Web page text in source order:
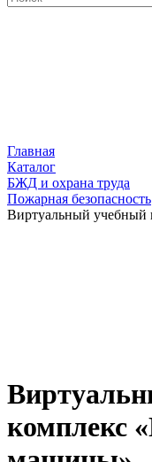
Главная
Каталог
БЖД и охрана труда
Пожарная безопасность
Виртуальный
комплекс